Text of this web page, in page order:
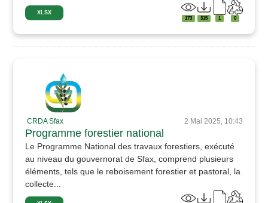
XLSX
173 315 1 0
CRDA Sfax 2 Mai 2025, 10:43
Programme forestier national
Le Programme National des travaux forestiers, exécuté
au niveau du gouvernorat de Sfax, comprend plusieurs
éléments, tels que le reboisement forestier et pastoral, la
collecte...